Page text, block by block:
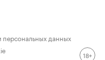
данных
18+